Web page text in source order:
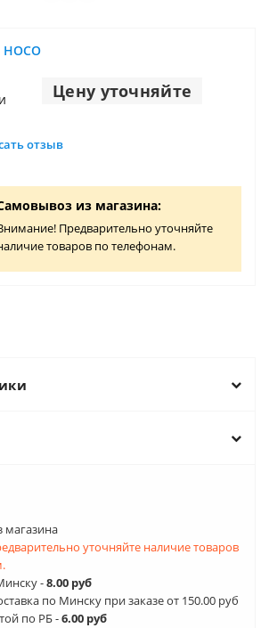
HOCO
Цену уточняйте
отзыв
из магазина:
Предварительно уточняйте
товаров по телефонам.
магазина
уточняйте наличие товаров
-8.00 руб
по Минску при заказе от 150.00 руб
по РБ -6.00 руб